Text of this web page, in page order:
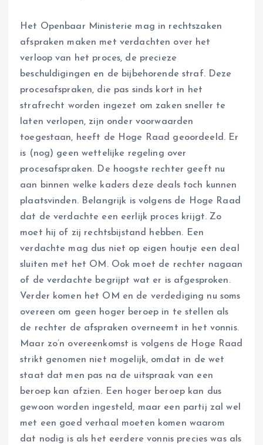
Het Openbaar Ministerie mag in rechtszaken
afspraken maken met verdachten over het
verloop van het proces, de precieze
beschuldigingen en de bijbehorende straf. Deze
procesafspraken, die pas sinds kort in het
strafrecht worden ingezet om zaken sneller te
laten verlopen, zijn onder voorwaarden
toegestaan, heeft de Hoge Raad geoordeeld. Er
is (nog) geen wettelijke regeling over
procesafspraken. De hoogste rechter geeft nu
aan binnen welke kaders deze deals toch kunnen
plaatsvinden. Belangrijk is volgens de Hoge Raad
dat de verdachte een eerlijk proces krijgt. Zo
moet hij of zij rechtsbijstand hebben. Een
verdachte mag dus niet op eigen houtje een deal
sluiten met het OM. Ook moet de rechter nagaan
of de verdachte begrijpt wat er is afgesproken.
Verder komen het OM en de verdediging nu soms
overeen om geen hoger beroep in te stellen als
de rechter de afspraken overneemt in het vonnis.
Maar zo’n overeenkomst is volgens de Hoge Raad
strikt genomen niet mogelijk, omdat in de wet
staat dat men pas na de uitspraak van een
beroep kan afzien. Een hoger beroep kan dus
gewoon worden ingesteld, maar een partij zal wel
met een goed verhaal moeten komen waarom
dat nodig is als het eerdere vonnis precies was als